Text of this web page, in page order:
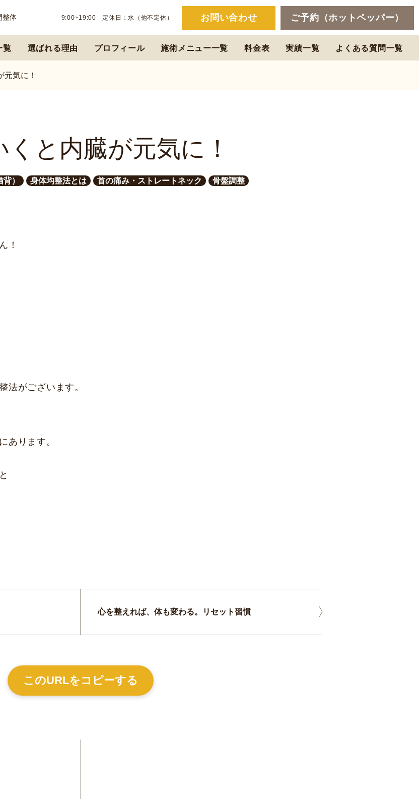
整体 9:00~19:00 定休日：水（他不定休） お問い合わせ ご予約（ホットペッパー）
覧 選ばれる理由 プロフィール 施術メニュー一覧 料金表 実績一覧 よくある質問一覧
気に！
と内臓が元気に！
） 身体均整法とは 首の痛み・ストレートネック 骨盤調整
！
法がございます。
あります。
心を整えれば、体も変わる。リセット習慣
このURLをコピーする